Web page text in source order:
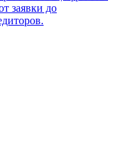
заявки до